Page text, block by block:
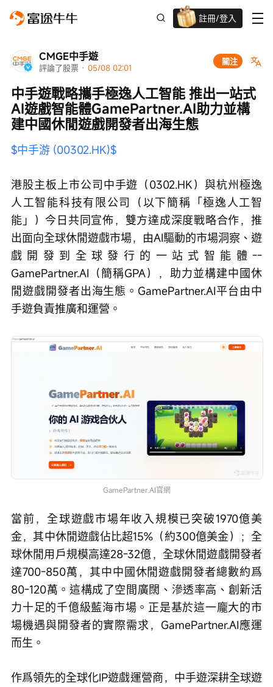
註冊/登入
迎新驚喜賞 股票/BTC等任你揀!
CMGE中手遊
評論了股票 · 05/08 02:01
關注
中手遊戰略攜手極逸人工智能 推出一站式
AI遊戲智能體GamePartner.AI助力並構
建中國休閒遊戲開發者出海生態
$中手游 (00302.HK)$
港股主板上市公司中手遊（0302.HK）與杭州極逸
人工智能科技有限公司（以下簡稱「極逸人工智
能」）今日共同宣佈，雙方達成深度戰略合作，推
出面向全球休閒遊戲市場，由AI驅動的市場洞察、遊
戲開發到全球發行的一站式智能體--
GamePartner.AI（簡稱GPA），助力並構建中國休
閒遊戲開發者出海生態。GamePartner.AI平台由中
手遊負責推廣和運營。
GamePartner.AI官網
當前，全球遊戲市場年收入規模已突破1970億美
金，其中休閒遊戲佔比超15%（約300億美金）；全
球休閒用戶規模高達28-32億，全球休閒遊戲開發者
達700-850萬，其中中國休閒遊戲開發者總數約爲
80-120萬。這構成了空間廣闊、滲透率高、創新活
力十足的千億級藍海市場。正是基於這一龐大的市
場機遇與開發者的實際需求，GamePartner.AI應運
而生。
作爲領先的全球化IP遊戲運營商，中手遊深耕全球遊